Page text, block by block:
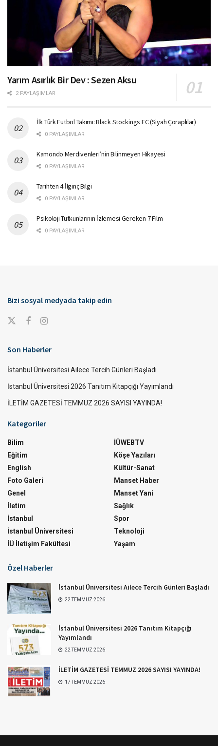
Yarım Asırlık Bir Dev : Sezen Aksu
2 PAYLAŞIMLAR
İlk Türk Futbol Takımı: Black Stockings FC (Siyah Çoraplılar)
0 PAYLAŞIMLAR
Kamondo Merdivenleri’nin Bilinmeyen Hikayesi
0 PAYLAŞIMLAR
Tarihten 4 İlginç Bilgi
0 PAYLAŞIMLAR
Psikoloji Tutkunlarının İzlemesi Gereken 7 Film
0 PAYLAŞIMLAR
Bizi sosyal medyada takip edin
Son Haberler
İstanbul Üniversitesi Ailece Tercih Günleri Başladı
İstanbul Üniversitesi 2026 Tanıtım Kitapçığı Yayımlandı
İLETİM GAZETESİ TEMMUZ 2026 SAYISI YAYINDA!
Kategoriler
Bilim
Eğitim
English
Foto Galeri
Genel
İletim
İstanbul
İstanbul Üniversitesi
İÜ İletişim Fakültesi
İÜWEBTV
Köşe Yazıları
Kültür-Sanat
Manset Haber
Manset Yani
Sağlık
Spor
Teknoloji
Yaşam
Özel Haberler
İstanbul Üniversitesi Ailece Tercih Günleri Başladı
22 TEMMUZ 2026
İstanbul Üniversitesi 2026 Tanıtım Kitapçığı
Yayımlandı
22 TEMMUZ 2026
İLETİM GAZETESİ TEMMUZ 2026 SAYISI YAYINDA!
17 TEMMUZ 2026